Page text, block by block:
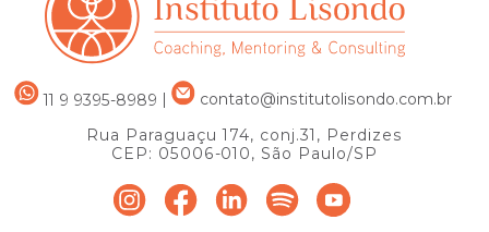
11 9 9395-8989 contato@institutolisondo.com.br
Rua Paraguaçu 174, conj.31, Perdizes
CEP: 05006-010, São Paulo/SP